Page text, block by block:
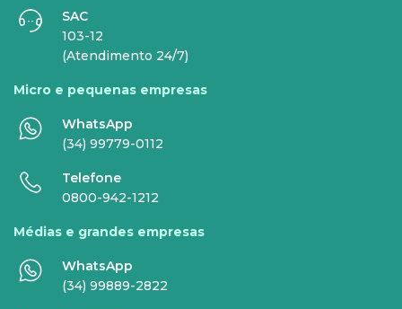
INTERNET
Internet Fibra
Comunicação de Dados
Super Wi-Fi
Internet Essence
SERVIÇOS
SAC
103-12
(Atendimento 24/7)
Micro e pequenas empresas
WhatsApp
(34) 99779-0112
Telefone
0800-942-1212
Médias e grandes empresas
WhatsApp
(34) 99889-2822